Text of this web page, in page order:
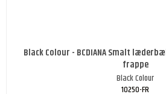
Black Colour - BCDIANA Smalt
frappe
Black Colour
10250-FR